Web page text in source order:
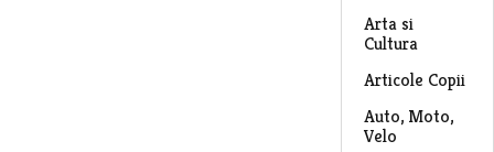
Arta si
Cultura
Articole Copii
Auto, Moto,
Velo